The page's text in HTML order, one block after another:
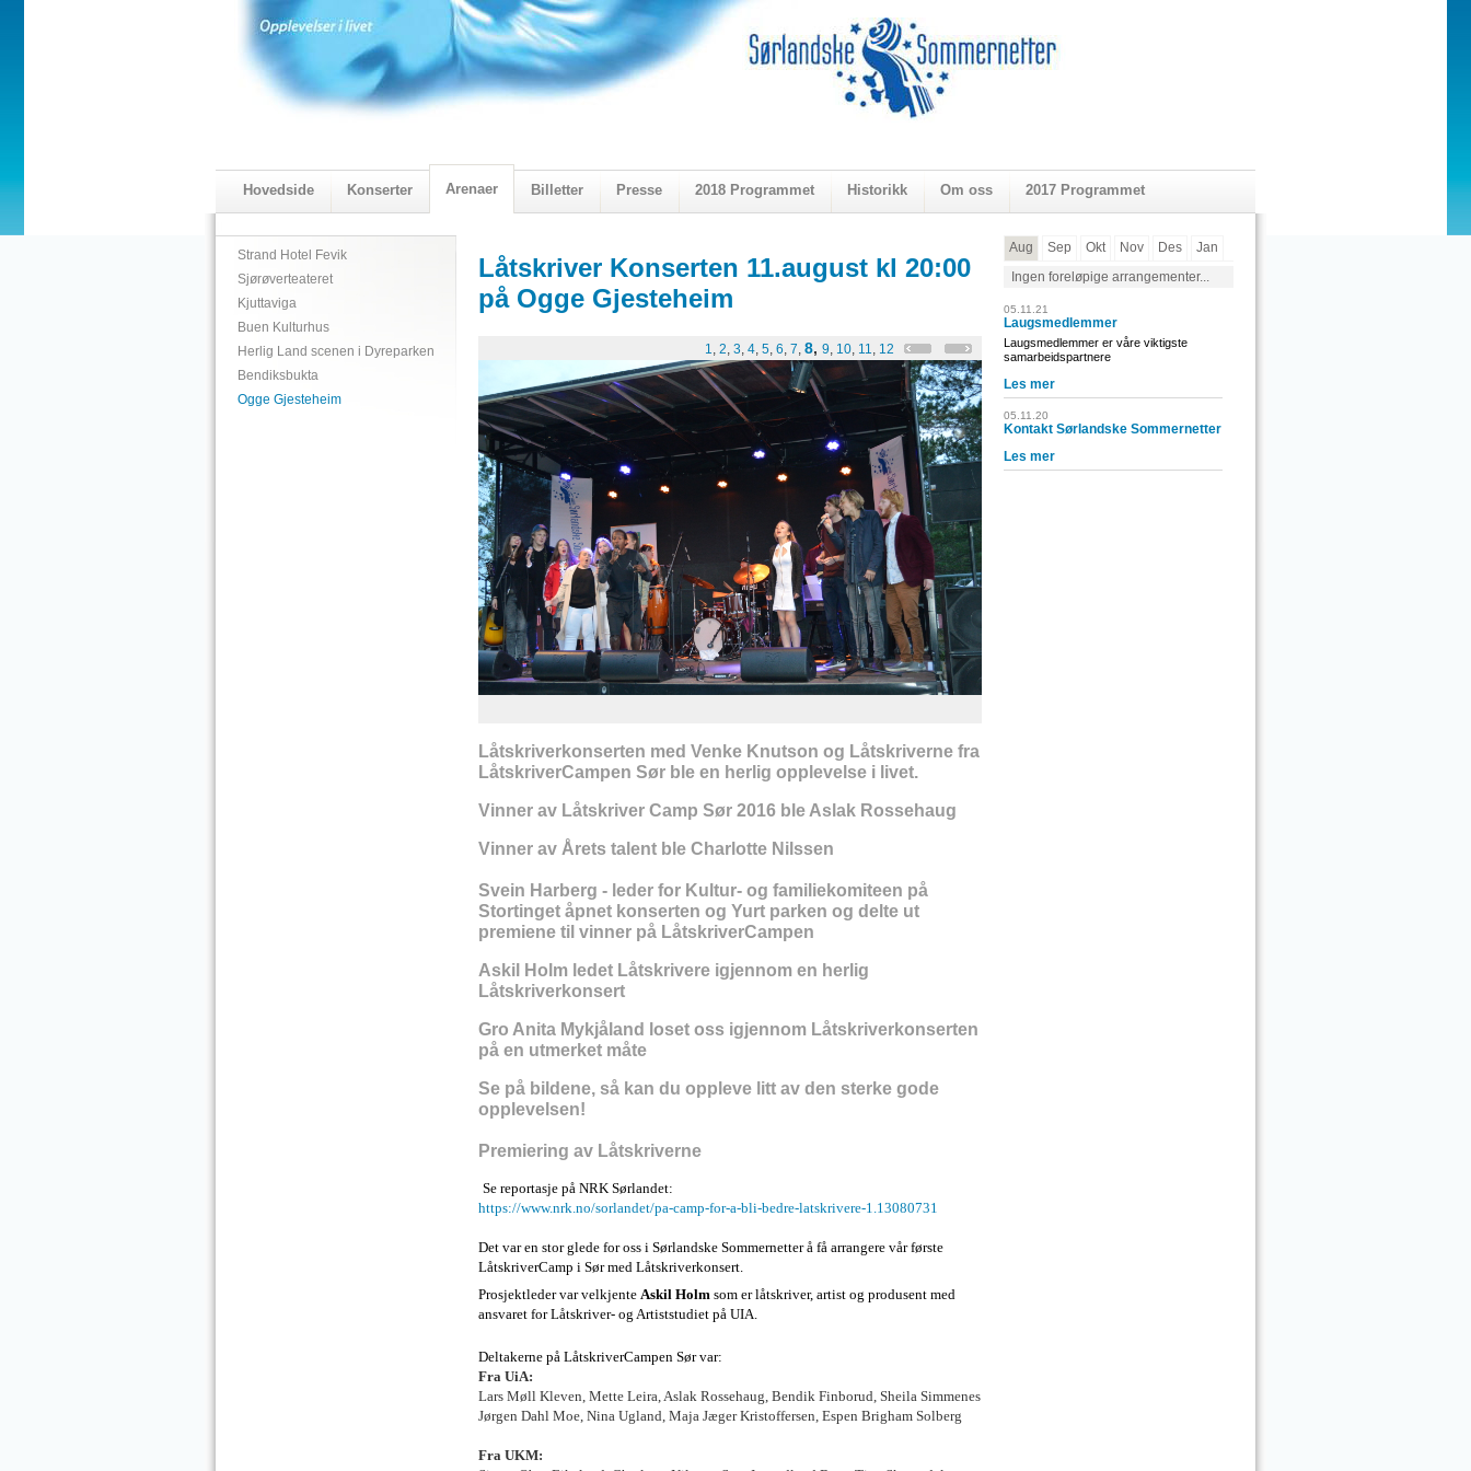
Hovedside Konserter Arenaer Billetter Presse 2018 Programmet Historikk Om oss 2017 Programmet
2018 Programmet Visningskatalogen 2018
Strand Hotel Fevik
Sjørøverteateret
Kjuttaviga
Buen Kulturhus
Herlig Land scenen i Dyreparken
Bendiksbukta
Ogge Gjesteheim
Låtskriver Konserten 11.august kl 20:00
på Ogge Gjesteheim
1, 2, 3, 4, 5, 6, 7, 8, 9, 10, 11, 12
Låtskriverkonserten med Venke Knutson og Låtskriverne fra
LåtskriverCampen Sør ble en herlig opplevelse i livet.
Vinner av Låtskriver Camp Sør 2016 ble Aslak Rossehaug
Vinner av Årets talent ble Charlotte Nilssen
Svein Harberg - leder for Kultur- og familiekomiteen på
Stortinget åpnet konserten og Yurt parken og delte ut
premiene til vinner på LåtskriverCampen
Askil Holm ledet Låtskrivere igjennom en herlig
Låtskriverkonsert
Gro Anita Mykjåland loset oss igjennom Låtskriverkonserten
på en utmerket måte
Se på bildene, så kan du oppleve litt av den sterke gode
opplevelsen!
Premiering av Låtskriverne
Se reportasje på NRK Sørlandet:
https://www.nrk.no/sorlandet/pa-camp-for-a-bli-bedre-latskrivere-1.13080731
Det var en stor glede for oss i Sørlandske Sommernetter å få arrangere vår første
LåtskriverCamp i Sør med Låtskriverkonsert.
Prosjektleder var velkjente Askil Holm som er låtskriver, artist og produsent med
ansvaret for Låtskriver- og Artiststudiet på UIA.
Deltakerne på LåtskriverCampen Sør var:
Fra UiA:
Lars Møll Kleven, Mette Leira, Aslak Rossehaug, Bendik Finborud, Sheila Simmenes
Jørgen Dahl Moe, Nina Ugland, Maja Jæger Kristoffersen, Espen Brigham Solberg
Fra UKM:
Aug Sep Okt Nov Des
Jan
Ingen foreløpige arrangementer...
05.11.21
Laugsmedlemmer
Laugsmedlemmer er våre viktigste
samarbeidspartnere
Les mer
05.11.20
Kontakt Sørlandske Sommernetter
Les mer